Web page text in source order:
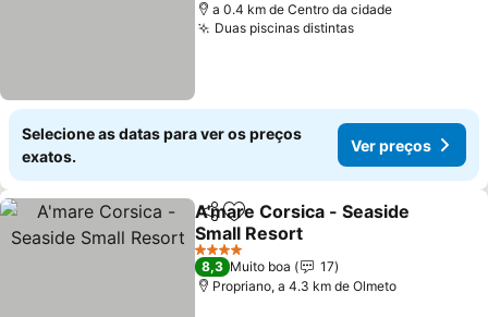
a 0.4 km de Centro da cidade
Duas piscinas distintas
Selecione as datas para ver os preços
exatos.
Ver preços
PartilharAdicionar aos favoritos
A'mare Corsica - Seaside
Small Resort
4 Estrelas
8,3 Muito boa
17
Propriano, a 4.3 km de Olmeto